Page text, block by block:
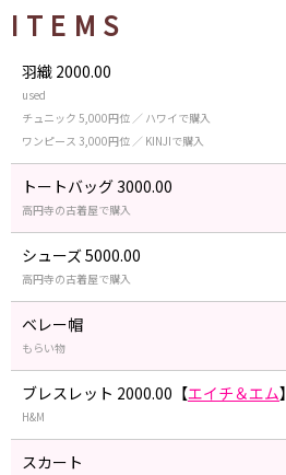
ITEMS
羽織 2000.00
used
チュニック 5,000円位 ／ ハワイで購入
ワンピース 3,000円位 ／ KINJIで購入
トートバッグ 3000.00
高円寺の古着屋で購入
シューズ 5000.00
高円寺の古着屋で購入
ベレー帽
もらい物
ブレスレット 2000.00【エイチ＆エム】
H&M
スカート